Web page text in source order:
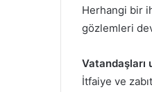
Herhangi bir
gözlemleri
Vatandaşları
İtfaiye ve